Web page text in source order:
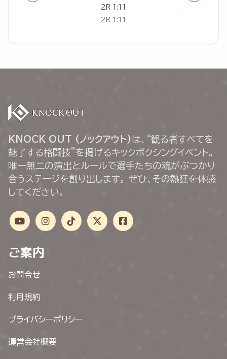
2R 1:11
2R 1:11
KNOCK OUT (ノックアウト) は、“観る者すべてを
魅了する格闘技”を掲げるキックボクシングイベント。
唯一無二の演出とルールで選手たちの魂がぶつかり
合うステージを創り出します。 ぜひ、その熱狂を体感
してください。
ご案内
お問合せ
利用規約
プライバシーポリシー
運営会社概要